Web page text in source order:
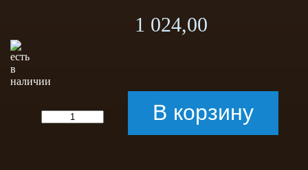
1 024,00